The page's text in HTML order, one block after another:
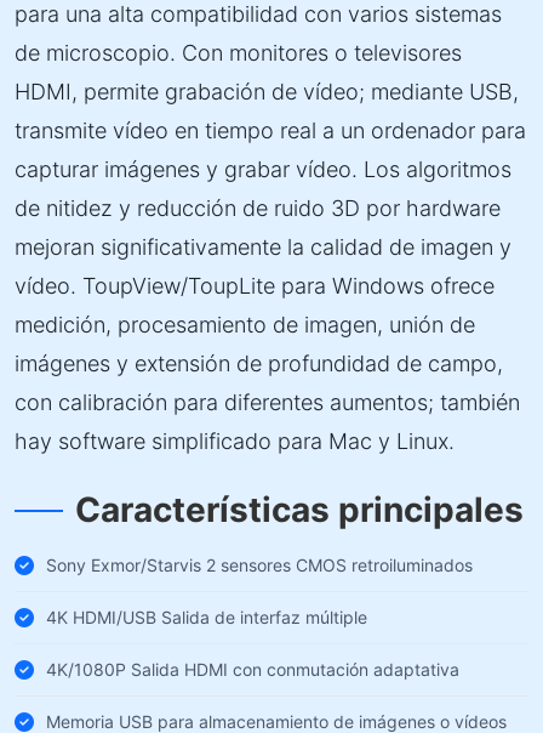
para una alta compatibilidad con varios sistemas
de microscopio. Con monitores o televisores
HDMI, permite grabación de vídeo; mediante USB,
transmite vídeo en tiempo real a un ordenador para
capturar imágenes y grabar vídeo. Los algoritmos
de nitidez y reducción de ruido 3D por hardware
mejoran significativamente la calidad de imagen y
vídeo. ToupView/ToupLite para Windows ofrece
medición, procesamiento de imagen, unión de
imágenes y extensión de profundidad de campo,
con calibración para diferentes aumentos; también
hay software simplificado para Mac y Linux.
Características principales
Sony Exmor/Starvis 2 sensores CMOS retroiluminados
4K HDMI/USB Salida de interfaz múltiple
4K/1080P Salida HDMI con conmutación adaptativa
Memoria USB para almacenamiento de imágenes o vídeos